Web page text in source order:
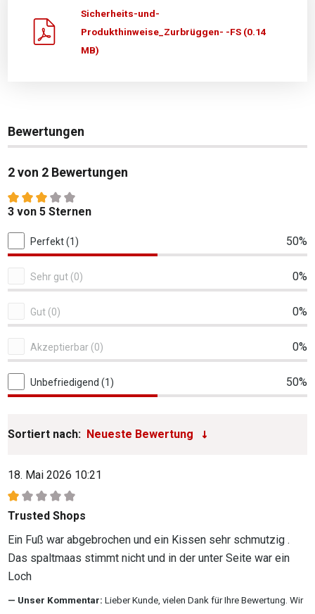
Sicherheits-und-
Produkthinweise_Zurbrüggen- -FS (0.14
MB)
Bewertungen
2 von 2 Bewertungen
Durchschnittliche Bewertung von 3 von 5 Sternen
3 von 5 Sternen
2 von 2 Bewertungen
Perfekt (1) 50%
Sehr gut (0) 0%
Gut (0) 0%
Akzeptierbar (0) 0%
Unbefriedigend (1) 50%
Sortiert nach:
18. Mai 2026 10:21
Bewertung mit 1 von 5 Sternen
Trusted Shops
Ein Fuß war abgebrochen und ein Kissen sehr schmutzig .
Das spaltmaas stimmt nicht und in der unter Seite war ein
Loch
Unser Kommentar: Lieber Kunde, vielen Dank für Ihre Bewertung. Wir